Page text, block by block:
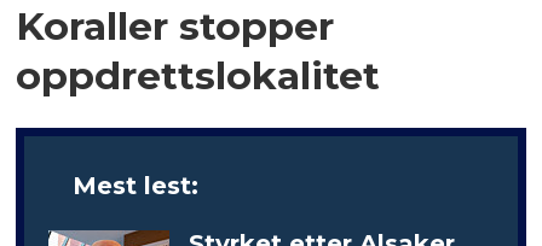
Koraller stopper
oppdrettslokalitet
Mest lest: